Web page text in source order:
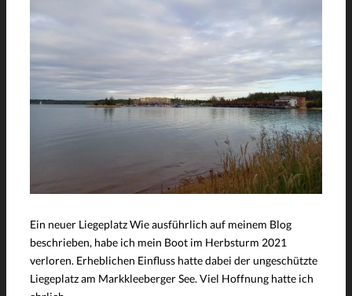
Ein neuer Liegeplatz Wie ausführlich auf meinem Blog
beschrieben, habe ich mein Boot im Herbsturm 2021
verloren. Erheblichen Einfluss hatte dabei der ungeschützte
Liegeplatz am Markkleeberger See. Viel Hoffnung hatte ich